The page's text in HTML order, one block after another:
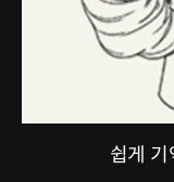
쉽게 기